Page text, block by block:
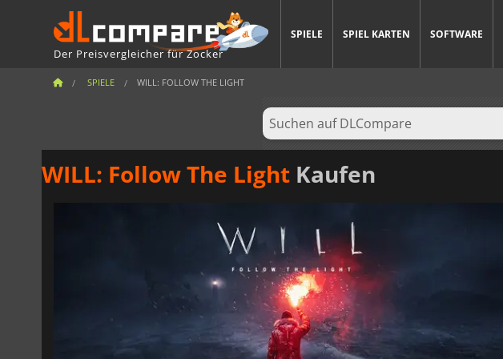
Der Preisvergleicher für Zocker
SPIELE SPIEL KARTEN SOFTWARE
SPIELE WILL: FOLLOW THE LIGHT
WILL: Follow The Light Kaufen